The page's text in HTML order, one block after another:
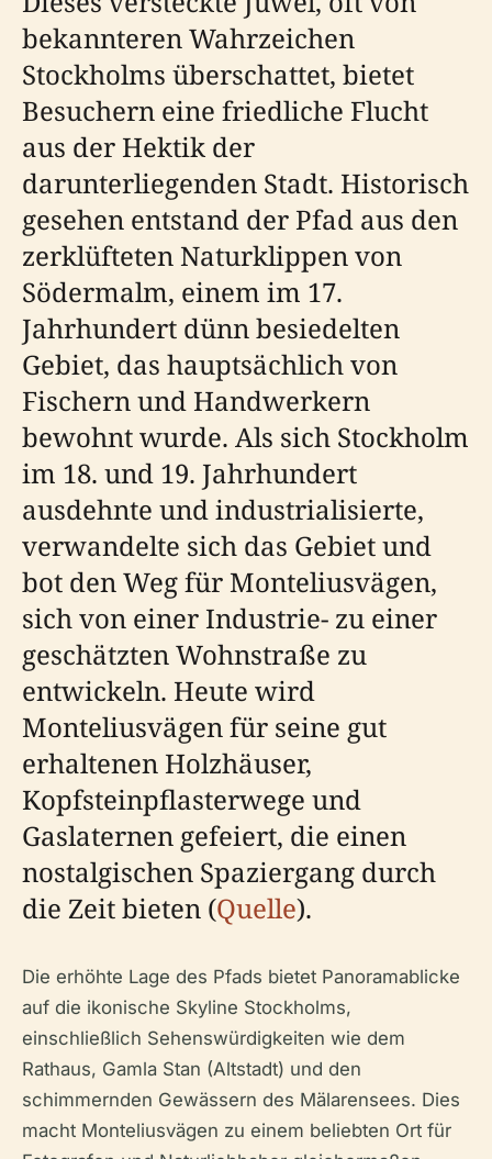
bekannteren Wahrzeichen
Stockholms überschattet, bietet
Besuchern eine friedliche Flucht
aus der Hektik der
darunterliegenden Stadt. Historisch
gesehen entstand der Pfad aus den
zerklüfteten Naturklippen von
Södermalm, einem im 17.
Jahrhundert dünn besiedelten
Gebiet, das hauptsächlich von
Fischern und Handwerkern
bewohnt wurde. Als sich Stockholm
im 18. und 19. Jahrhundert
ausdehnte und industrialisierte,
verwandelte sich das Gebiet und
bot den Weg für Monteliusvägen,
sich von einer Industrie- zu einer
geschätzten Wohnstraße zu
entwickeln. Heute wird
Monteliusvägen für seine gut
erhaltenen Holzhäuser,
Kopfsteinpflasterwege und
Gaslaternen gefeiert, die einen
nostalgischen Spaziergang durch
die Zeit bieten (Quelle).
Die erhöhte Lage des Pfads bietet Panoramablicke
auf die ikonische Skyline Stockholms,
einschließlich Sehenswürdigkeiten wie dem
Rathaus, Gamla Stan (Altstadt) und den
schimmernden Gewässern des Mälarensees. Dies
macht Monteliusvägen zu einem beliebten Ort für